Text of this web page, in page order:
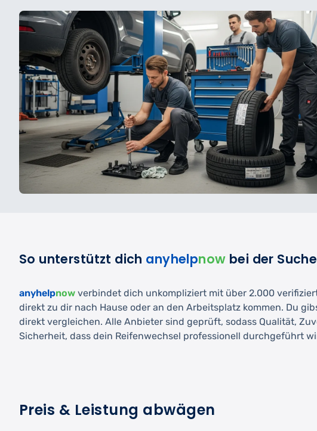
So unterstützt dich anyhelpnow bei der Suche
anyhelpnow verbindet dich unkompliziert mit über 2.000
direkt zu dir nach Hause oder an den Arbeitsplatz kommen. Du
direkt vergleichen. Alle Anbieter sind geprüft, sodass Qualität,
Sicherheit, dass dein Reifenwechsel professionell durchgeführt
Preis & Leistung abwägen